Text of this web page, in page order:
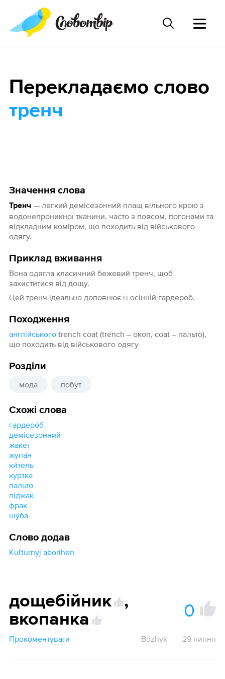
Значення слова
Тренч — легкий демісезонний плащ вільного крою з
водонепроникної тканини, часто з поясом, погонами та
відкладним коміром, що походить від військового
одягу.
Приклад вживання
Вона одягла класичний бежевий тренч, щоб
захиститися від дощу.
Цей тренч ідеально доповнює її осінній гардероб.
Походження
англійськогоtrench coat (trench – окоп, coat – пальто),
що походить від військового одягу
Розділи
мода побут
Схожі слова
гардеро́б
демісезонний
жакет
жупа́н
ки́тель
куртка
пальто
піджак
фрак
шу́ба
Слово додав
Kuľturnyj aborihen
Перекладаємо слово
тренч
дощебійник
,
вкопанка
0
Прокоментувати Bozhyk 29 липня